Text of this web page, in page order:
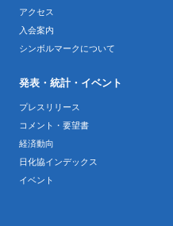
アクセス
入会案内
シンボルマークについて
発表・統計・イベント
プレスリリース
コメント・要望書
経済動向
日化協インデックス
イベント